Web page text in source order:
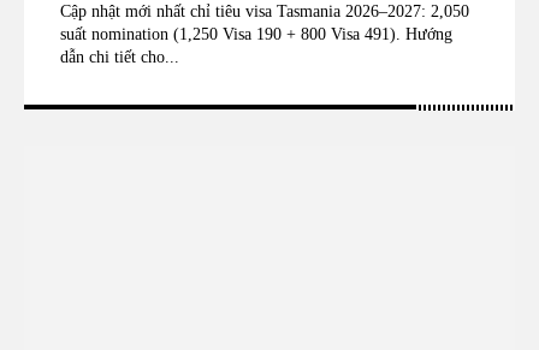
Cập nhật mới nhất chỉ tiêu visa Tasmania 2026–2027: 2,050
suất nomination (1,250 Visa 190 + 800 Visa 491). Hướng
dẫn chi tiết cho...